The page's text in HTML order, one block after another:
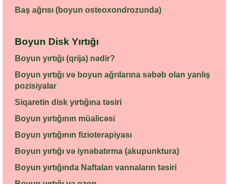
Baş ağrısı (boyun osteoxondrozunda)
Boyun Disk Yırtığı
Boyun yırtığı (qrija) nədir?
Boyun yırtığı və boyun ağrılarına səbəb olan yanlış
pozisiyalar
Siqaretin disk yırtığına təsiri
Boyun yırtığının müalicəsi
Boyun yırtığının fizioterapiyası
Boyun yırtığı və iynəbatırma (akupunktura)
Boyun yırtığında Naftalan vannaların təsiri